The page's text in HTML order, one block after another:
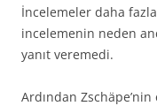
İncelemeler daha
incelemenin neden
yanıt veremedi.
Ardından